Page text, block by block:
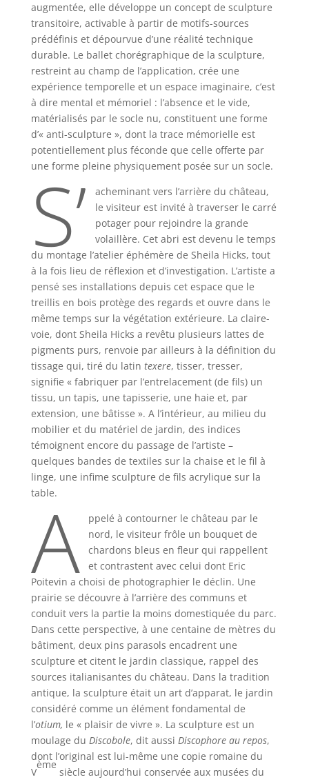
augmentée, elle développe un concept de sculpture
transitoire, activable à partir de motifs-sources
prédéfinis et dépourvue d’une réalité technique
durable. Le ballet chorégraphique de la sculpture,
restreint au champ de l’application, crée une
expérience temporelle et un espace imaginaire, c’est
à dire mental et mémoriel : l’absence et le vide,
matérialisés par le socle nu, constituent une forme
d’« anti-sculpture », dont la trace mémorielle est
potentiellement plus féconde que celle offerte par
une forme pleine physiquement posée sur un socle.
S’
acheminant vers l’arrière du château,
le visiteur est invité à traverser le carré
potager pour rejoindre la grande
volaillère. Cet abri est devenu le temps
du montage l’atelier éphémère de Sheila Hicks, tout
à la fois lieu de réflexion et d’investigation. L’artiste a
pensé ses installations depuis cet espace que le
treillis en bois protège des regards et ouvre dans le
même temps sur la végétation extérieure. La claire-
voie, dont Sheila Hicks a revêtu plusieurs lattes de
pigments purs, renvoie par ailleurs à la définition du
tissage qui, tiré du latin texere, tisser, tresser,
signifie « fabriquer par l’entrelacement (de fils) un
tissu, un tapis, une tapisserie, une haie et, par
extension, une bâtisse ». A l’intérieur, au milieu du
mobilier et du matériel de jardin, des indices
témoignent encore du passage de l’artiste –
quelques bandes de textiles sur la chaise et le fil à
linge, une infime sculpture de fils acrylique sur la
table.
A
ppelé à contourner le château par le
nord, le visiteur frôle un bouquet de
chardons bleus en fleur qui rappellent
et contrastent avec celui dont Eric
Poitevin a choisi de photographier le déclin. Une
prairie se découvre à l’arrière des communs et
conduit vers la partie la moins domestiquée du parc.
Dans cette perspective, à une centaine de mètres du
bâtiment, deux pins parasols encadrent une
sculpture et citent le jardin classique, rappel des
sources italianisantes du château. Dans la tradition
antique, la sculpture était un art d’apparat, le jardin
considéré comme un élément fondamental de
l’otium, le « plaisir de vivre ». La sculpture est un
moulage du Discobole, dit aussi Discophore au repos,
dont l’original est lui-même une copie romaine du
V
ème
siècle aujourd’hui conservée aux musées du